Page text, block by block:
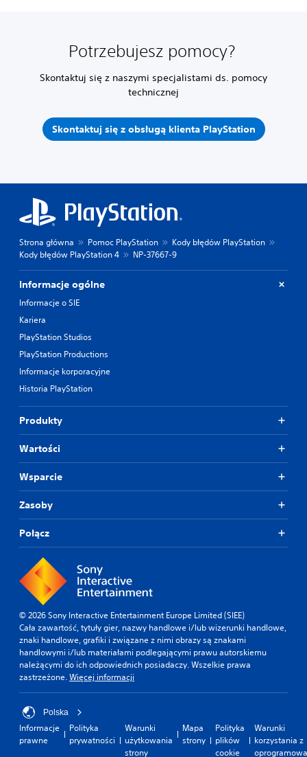
Potrzebujesz pomocy?
Skontaktuj się z naszymi specjalistami ds. pomocy
technicznej
Skontaktuj się z obsługą klienta PlayStation
Strona główna Pomoc PlayStation
Kody błędów PlayStation
Kody błędów PlayStation 4
NP-37667-9
Informacje ogólne
Informacje o SIE
Kariera
PlayStation Studios
PlayStation Productions
Informacje korporacyjne
Historia PlayStation
Produkty
Wartości
Wsparcie
Zasoby
Połącz
© 2026 Sony Interactive Entertainment Europe Limited (SIEE)
Cała zawartość, tytuły gier, nazwy handlowe i/lub wizerunki handlowe,
znaki handlowe, grafiki i związane z nimi obrazy są znakami
handlowymi i/lub materiałami podlegającymi prawu autorskiemu
należącymi do ich odpowiednich posiadaczy. Wszelkie prawa
zastrzeżone.Więcej informacji
Polska
Informacje
prawne
Polityka
prywatności
Warunki
użytkowania
strony
Mapa
strony
Polityka
plików
cookie
Warunki
korzystania z